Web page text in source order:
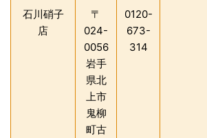
石川硝子
店
〒
024-
0056
岩手
県北
上市
鬼柳
町古
0120-
673-
314